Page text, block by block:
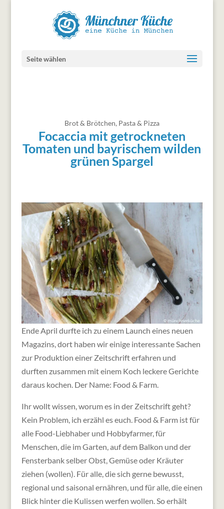
Seite wählen
Brot & Brötchen, Pasta & Pizza
Focaccia mit getrockneten
Tomaten und bayrischem wilden
grünen Spargel
Ende April durfte ich zu einem Launch eines neuen
Magazins, dort haben wir einige interessante Sachen
zur Produktion einer Zeitschrift erfahren und
durften zusammen mit einem Koch leckere Gerichte
daraus kochen. Der Name: Food & Farm.
Ihr wollt wissen, worum es in der Zeitschrift geht?
Kein Problem, ich erzähl es euch. Food & Farm ist für
alle Food-Liebhaber und Hobbyfarmer, für
Menschen, die im Garten, auf dem Balkon und der
Fensterbank selber Obst, Gemüse oder Kräuter
ziehen (wollen). Für alle, die sich gerne bewusst,
regional und saisonal ernähren, und für alle, die einen
Blick hinter die Kulissen werfen wollen. So erhält